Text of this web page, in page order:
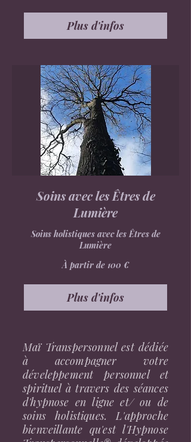
Plus d'infos
Soins avec les Êtres de
Lumière
Soins holistiques avec les Êtres de
Lumière
À partir de 100 €
Plus d'infos
Maï Transpersonnel est dédiée
à accompagner votre
déveleppement personnel et
spirituel à travers des séances
d'hypnose en ligne et/ ou de
soins holistiques. L'approche
bienveillante qu'est l'Hypnose